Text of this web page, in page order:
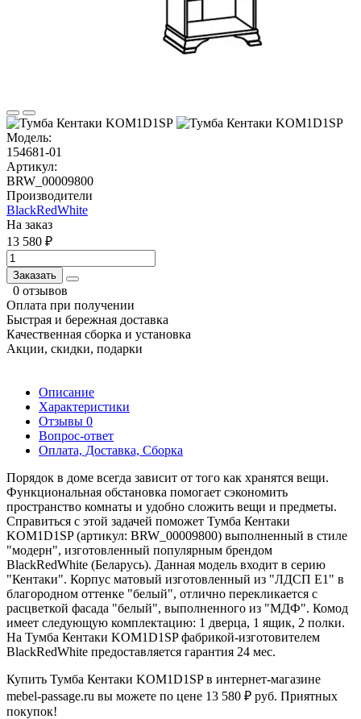
Модель:
154681-01
Артикул:
BRW_00009800
Производители
BlackRedWhite
На заказ
13 580 ₽
Заказать
0 отзывов
Оплата при получении
Быстрая и бережная доставка
Качественная сборка и установка
Акции, скидки, подарки
Описание
Характеристики
Отзывы 0
Вопрос-ответ
Оплата, Доставка, Сборка
Порядок в доме всегда зависит от того как хранятся вещи.
Функциональная обстановка помогает сэкономить
пространство комнаты и удобно сложить вещи и предметы.
Справиться с этой задачей поможет Тумба Кентаки
KOM1D1SP (артикул: BRW_00009800) выполненный в стиле
"модерн", изготовленный популярным брендом
BlackRedWhite (Беларусь). Данная модель входит в серию
"Кентаки". Корпус матовый изготовленный из "ЛДСП Е1" в
благородном оттенке "белый", отлично перекликается с
расцветкой фасада "белый", выполненного из "МДФ". Комод
имеет следующую комплектацию: 1 дверца, 1 ящик, 2 полки.
На Тумба Кентаки KOM1D1SP фабрикой-изготовителем
BlackRedWhite предоставляется гарантия 24 мес.
Купить Тумба Кентаки KOM1D1SP в интернет-магазине
mebel-passage.ru вы можете по цене 13 580 ₽ руб. Приятных
покупок!